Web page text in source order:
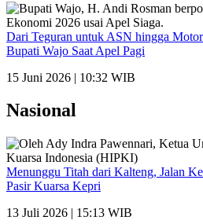
Dari Teguran untuk ASN hingga
Bupati Wajo Saat Apel Pagi
15 Juni 2026 | 10:32 WIB
Nasional
Menunggu Titah dari Kalteng, Jalan
Pasir Kuarsa Kepri
13 Juli 2026 | 15:13 WIB